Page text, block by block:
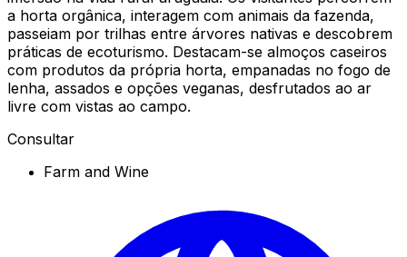
a horta orgânica, interagem com animais da fazenda,
passeiam por trilhas entre árvores nativas e descobrem
práticas de ecoturismo. Destacam-se almoços caseiros
com produtos da própria horta, empanadas no fogo de
lenha, assados e opções veganas, desfrutados ao ar
livre com vistas ao campo.
Consultar
Farm and Wine